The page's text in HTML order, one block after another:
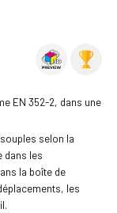
EN 352-2, dans une
selon la
dans les
la boîte de
les